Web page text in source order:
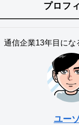
プロフ
通信企業13年目にな
ユー